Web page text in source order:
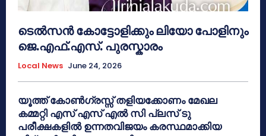
ടെൽസൻ കോട്ടോളിക്കും ലിയോ പോളിനും
ജെ.എഫ്.എസ്. പുരസ്കാരം
Local News June 24, 2026
യൂത്ത് കോൺഗ്രസ്സ് തളിയക്കോണം മേഖല
കമ്മറ്റി എസ് എസ് എൽ സി പ്ലസ് ടു
പരീക്ഷകളിൽ ഉന്നതവിജയം കരസ്ഥമാക്കിയ